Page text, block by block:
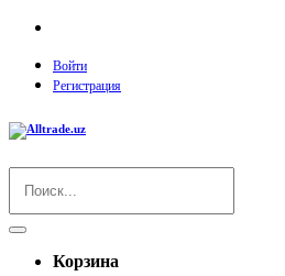
Войти
Регистрация
Корзина